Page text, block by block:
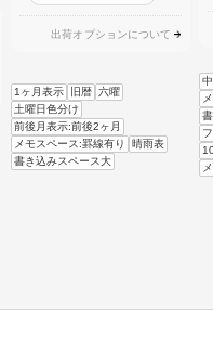
出荷オプションについて
1ヶ月表示 旧暦 六曜
土曜日色分け
前後月表示:前後2ヶ月
メモスペース:罫線有り
晴雨表
書き込みスペース大